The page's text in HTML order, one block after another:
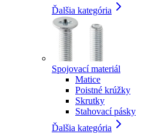
Ďalšia kategória
Spojovací materiál
Matice
Poistné krúžky
Skrutky
Stahovací pásky
Ďalšia kategória